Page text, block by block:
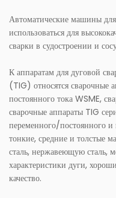
Автоматические машины
использоваться для
сварки в судостроении и
К аппаратам для дуговой
(TIG) относятся сварочные
постоянного тока WSME,
сварочные аппараты TIG
переменного/постоянного и
тонкие, средние и толстые
сталь, нержавеющую сталь,
характеристики дуги,
качество.